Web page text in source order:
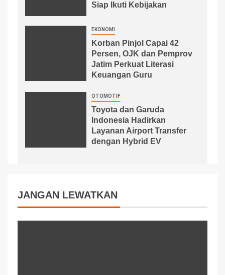
Siap Ikuti Kebijakan
EKONOMI
Korban Pinjol Capai 42
Persen, OJK dan Pemprov
Jatim Perkuat Literasi
Keuangan Guru
OTOMOTIF
Toyota dan Garuda
Indonesia Hadirkan
Layanan Airport Transfer
dengan Hybrid EV
JANGAN LEWATKAN